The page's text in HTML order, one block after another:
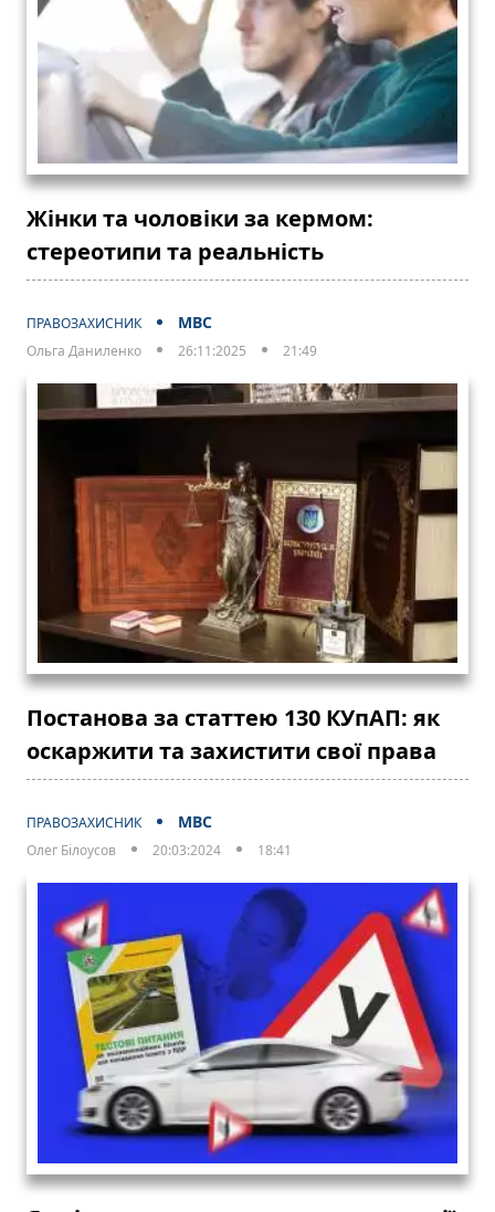
Жінки та чоловіки за кермом:
стереотипи та реальність
ПРАВОЗАХИСНИК МВС
Ольга Даниленко 26:11:2025 21:49
Постанова за статтею 130 КУпАП: як
оскаржити та захистити свої права
ПРАВОЗАХИСНИК МВС
Олег Білоусов 20:03:2024 18:41